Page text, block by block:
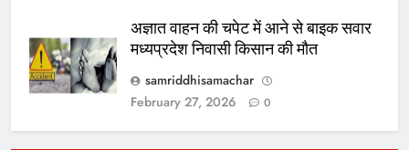
अज्ञात वाहन की चपेट में आने से बाइक सवार
मध्यप्रदेश निवासी किसान की मौत
samriddhisamachar
February 27, 2026
0